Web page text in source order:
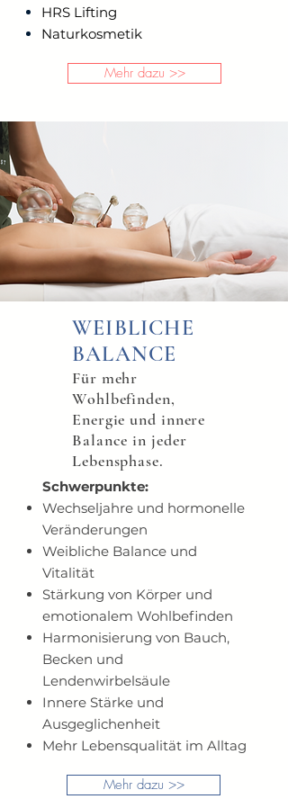
HRS Lifting
Naturkosmetik
Mehr dazu >>
WEIBLICHE
BALANCE
Für mehr
Wohlbefinden,
Energie und innere
Balance in jeder
Lebensphase.
Schwerpunkte:
Wechseljahre und hormonelle
Veränderungen
Weibliche Balance und
Vitalität
Stärkung von Körper und
emotionalem Wohlbefinden
Harmonisierung von Bauch,
Becken und
Lendenwirbelsäule
Innere Stärke und
Ausgeglichenheit
Mehr Lebensqualität im Alltag
Mehr dazu >>